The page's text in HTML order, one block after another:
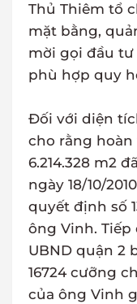
Thủ Thiêm tổ
mặt bằng,
mời gọi đầu tư
phù hợp quy
Đối với diện
cho rằng
6.214.328 m2
ngày 18/10/
quyết định số
ông Vinh. Tiếp
UBND quận 2
16724 cưỡng
của ông Vinh